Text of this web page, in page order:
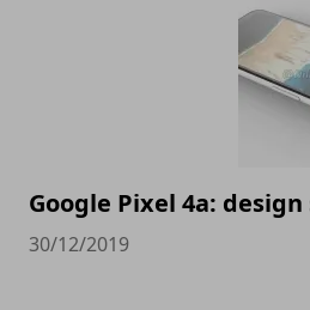
Google Pixel 4a:
30/12/2019